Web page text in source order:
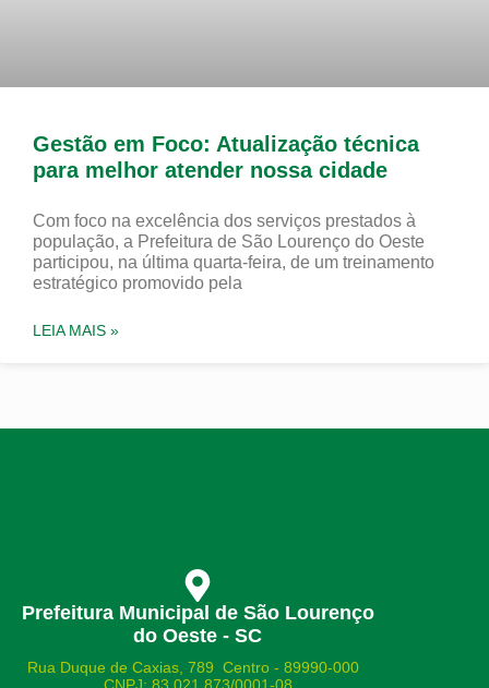
Gestão em Foco: Atualização técnica
para melhor atender nossa cidade
Com foco na excelência dos serviços prestados à
população, a Prefeitura de São Lourenço do Oeste
participou, na última quarta-feira, de um treinamento
estratégico promovido pela
LEIA MAIS »
Prefeitura Municipal de São Lourenço
do Oeste - SC
Rua Duque de Caxias, 789 Centro - 89990-000